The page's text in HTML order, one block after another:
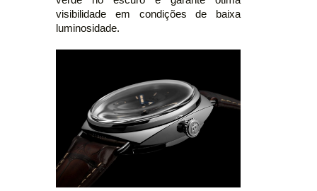
visibilidade em condições de baixa
luminosidade.